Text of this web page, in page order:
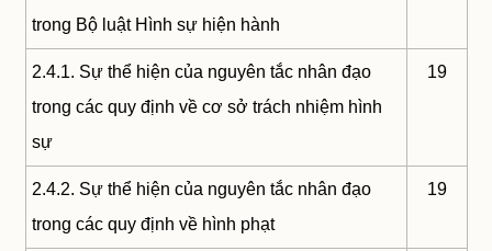
trong Bộ luật Hình sự hiện hành
2.4.1. Sự thể hiện của nguyên tắc nhân đạo
trong các quy định về cơ sở trách nhiệm hình
sự
19
2.4.2. Sự thể hiện của nguyên tắc nhân đạo
trong các quy định về hình phạt
19